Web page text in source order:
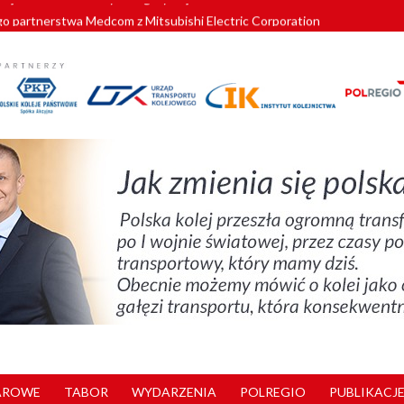
partnerstwa Medcom z Mitsubishi Electric Corporation
znów szuka dostawcy nowych EZT
kolejowych w północnej Wielkopolsce. Łatwiejsze dojazdy do pracy i
nowe standardy kategoryzacji dworców
TABOR WYDARZENIA POLREGIO